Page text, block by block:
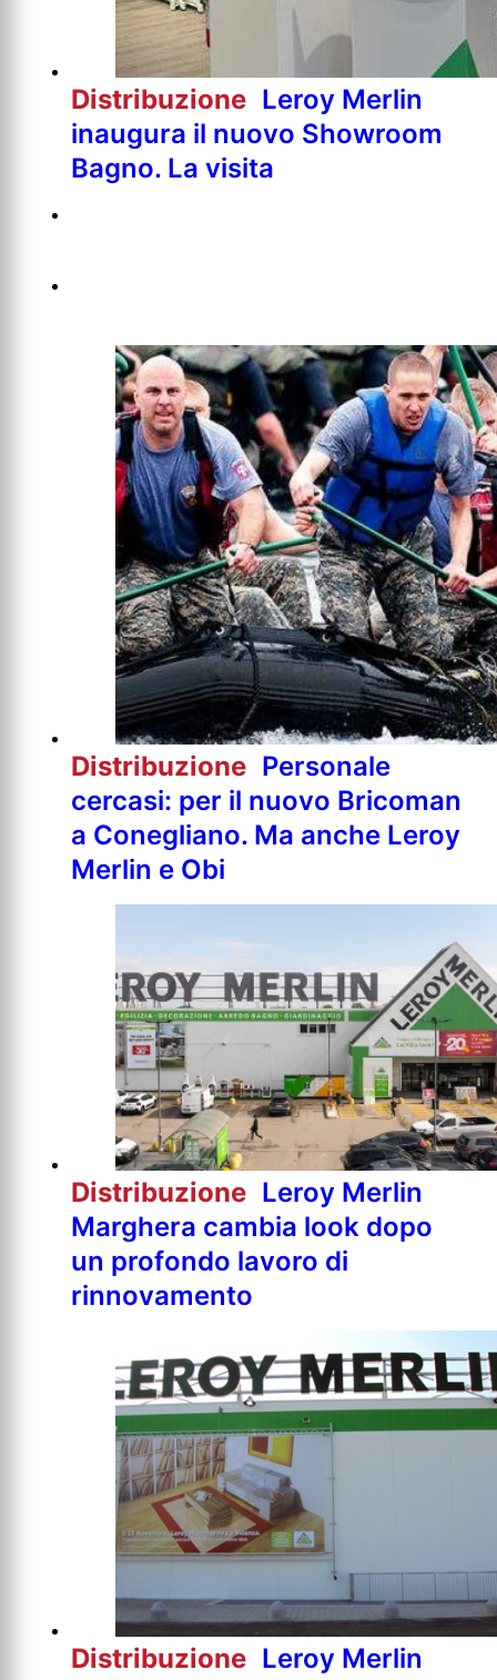
Distribuzione Leroy Merlin
inaugura il nuovo Showroom
Bagno. La visita
Distribuzione Personale
cercasi: per il nuovo Bricoman
a Conegliano. Ma anche Leroy
Merlin e Obi
Distribuzione Leroy Merlin
Marghera cambia look dopo
un profondo lavoro di
rinnovamento
Distribuzione Leroy Merlin